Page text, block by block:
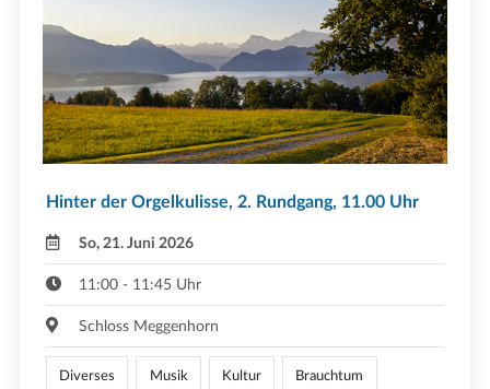
Hinter der Orgelkulisse, 2. Rundgang, 11.00 Uhr
So, 21. Juni 2026
11:00 - 11:45 Uhr
Schloss Meggenhorn
Diverses Musik Kultur Brauchtum